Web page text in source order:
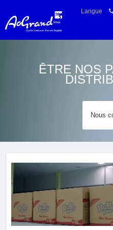
Langue
ÊTRE NOS
Nous